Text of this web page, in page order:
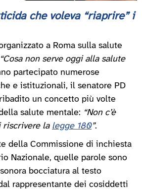
che voleva “riaprire” i
a Roma sulla salute
“Cosa non serve oggi alla salute
partecipato numerose
e istituzionali, il senatore PD
un concetto più volte
salute mentale: “Non c’è
riscrivere la legge 180”.
della Commissione di inchiesta
Nazionale, quelle parole sono
bocciatura al testo
rappresentante dei cosiddetti